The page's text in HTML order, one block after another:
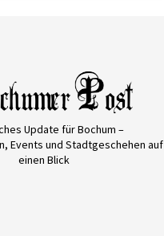
Update für Bochum –
Events und Stadtgeschehen auf
einen Blick